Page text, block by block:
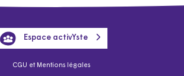
CGU et Mentions légales
Espace activYste